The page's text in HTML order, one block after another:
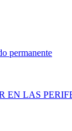
permanente
EN LAS